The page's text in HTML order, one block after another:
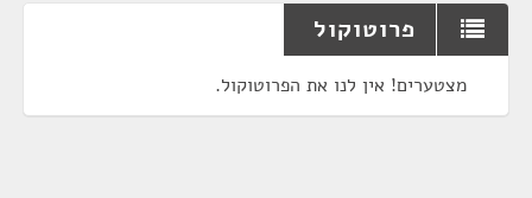
פרוטוקול
מצטערים! אין לנו את הפרוטוקול.